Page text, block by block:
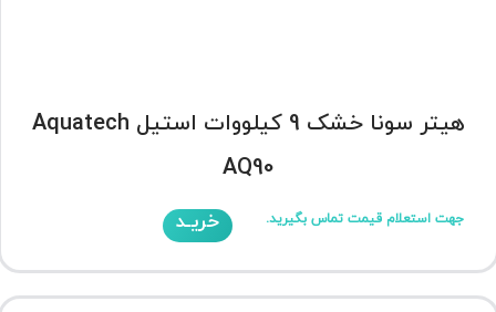
هیتر سونا خشک 9 کیلووات استیل Aquatech
AQ90
جهت استعلام قیمت تماس بگیرید. خریـد